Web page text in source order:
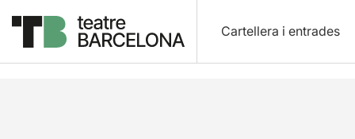
Cartellera i entrades